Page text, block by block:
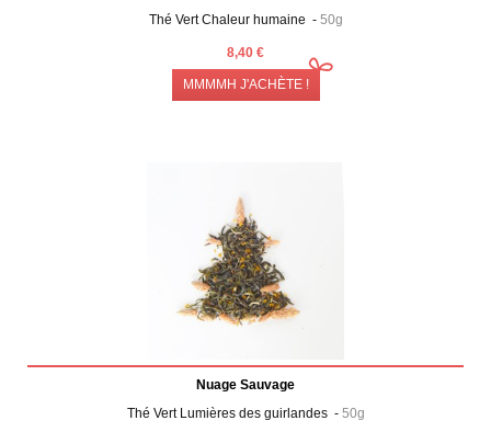
Thé Vert Chaleur humaine - 50g
8,40 €
MMMMH J'ACHÈTE !
Nuage Sauvage
Thé Vert Lumières des guirlandes - 50g